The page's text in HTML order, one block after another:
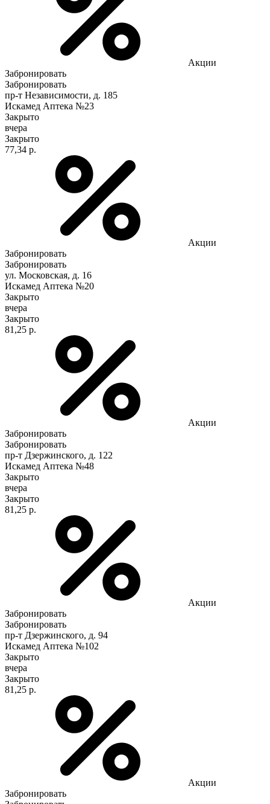
Акции
Забронировать
Забронировать
пр-т Независимости, д. 185
Искамед Аптека №23
Закрыто
вчера
Закрыто
77,34 р.
Акции
Забронировать
Забронировать
ул. Московская, д. 16
Искамед Аптека №20
Закрыто
вчера
Закрыто
81,25 р.
Акции
Забронировать
Забронировать
пр-т Дзержинского, д. 122
Искамед Аптека №48
Закрыто
вчера
Закрыто
81,25 р.
Акции
Забронировать
Забронировать
пр-т Дзержинского, д. 94
Искамед Аптека №102
Закрыто
вчера
Закрыто
81,25 р.
Акции
Забронировать